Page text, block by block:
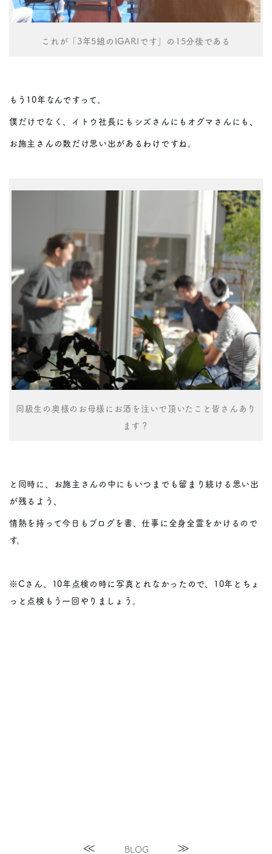
これが「3年5組のIGARIです」の15分後である
もう10年なんですって。
僕だけでなく、イトウ社長にもシズさんにもオグマさんにも、
お施主さんの数だけ思い出があるわけですね。
同級生の奥様のお母様にお酒を注いで頂いたこと皆さんあり
ます？
と同時に、お施主さんの中にもいつまでも留まり続ける思い出
が残るよう、
情熱を持って今日もブログを書、仕事に全身全霊をかけるので
す。
※Cさん、10年点検の時に写真とれなかったので、10年とちょ
っと点検もう一回やりましょう。
BLOG